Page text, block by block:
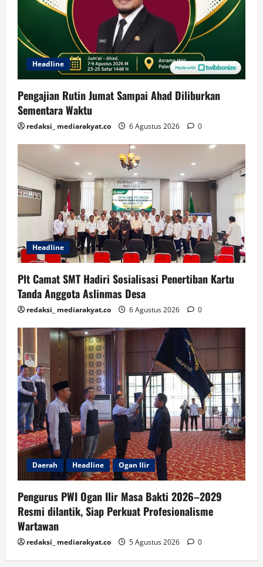
Headline
Pengajian Rutin Jumat Sampai Ahad Diliburkan
Sementara Waktu
redaksi_ mediarakyat.co 6 Agustus 2026 0
Headline
Plt Camat SMT Hadiri Sosialisasi Penertiban Kartu
Tanda Anggota Aslinmas Desa
redaksi_ mediarakyat.co 6 Agustus 2026 0
Daerah Headline Ogan Ilir
Pengurus PWI Ogan Ilir Masa Bakti 2026–2029
Resmi dilantik, Siap Perkuat Profesionalisme
Wartawan
redaksi_ mediarakyat.co 5 Agustus 2026 0